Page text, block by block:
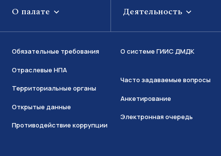
О палате Деятельность
Обязательные требования
Отраслевые НПА
Территориальные органы
Открытые данные
Противодействие коррупции
О системе ГИИС ДМДК
Часто задаваемые вопросы
Анкетирование
Электронная очередь